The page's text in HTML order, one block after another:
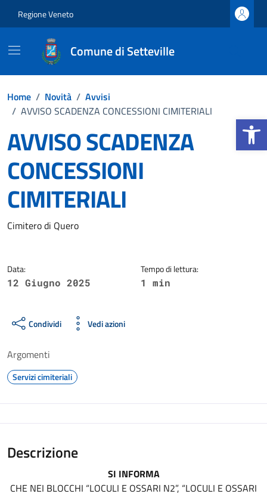
Apri la
Regione Veneto
Comune di Setteville
Home / Novità / Avvisi
/ AVVISO SCADENZA CONCESSIONI CIMITERIALI
AVVISO SCADENZA
CONCESSIONI
CIMITERIALI
Dettagli della notizia
Cimitero di Quero
Data:
12 Giugno 2025
Tempo di lettura:
1 min
Condividi Vedi azioni
Argomenti
Servizi cimiteriali
Descrizione
SI INFORMA
CHE NEI BLOCCHI “LOCULI E OSSARI N2”, “LOCULI E OSSARI